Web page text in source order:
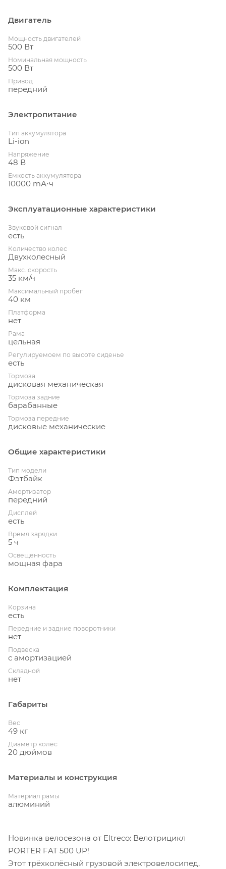
Двигатель
Мощность двигателей
500 Вт
Номинальная мощность
500 Вт
Привод
передний
Электропитание
Тип аккумулятора
Li-ion
Напряжение
48 В
Емкость аккумулятора
10000 mА⋅ч
Эксплуатационные характеристики
Звуковой сигнал
есть
Количество колес
Двухколесный
Макс. скорость
35 км/ч
Максимальный пробег
40 км
Платформа
нет
Рама
цельная
Регулируемоем по высоте сиденье
есть
Тормоза
дисковая механическая
Тормоза задние
барабанные
Тормоза передние
дисковые механические
Общие характеристики
Тип модели
Фэтбайк
Амортизатор
передний
Дисплей
есть
Время зарядки
5 ч
Освещенность
мощная фара
Комплектация
Корзина
есть
Передние и задние поворотники
нет
Подвеска
с амортизацией
Складной
нет
Габариты
Вес
49 кг
Диаметр колес
20 дюймов
Материалы и конструкция
Материал рамы
алюминий
Новинка велосезона от Eltreco: Велотрицикл
PORTER FAT 500 UP!
Этот трёхколёсный грузовой электровелосипед,